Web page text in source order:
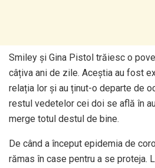
Smiley și Gina Pistol trăiesc o
câțiva ani de zile. Aceștia au fost
relația lor și au ținut-o departe de
restul vedetelor cei doi se află în
merge totul destul de bine.
De când a început epidemia de
rămas în case pentru a se proteja.